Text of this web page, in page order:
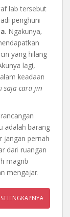
lab tersebut
penghuni
. Ngakunya,
yang hilang
lagi,
keadaan
saja cara jin
adalah barang
jangan pernah
dari ruangan
magrib
mengajar.